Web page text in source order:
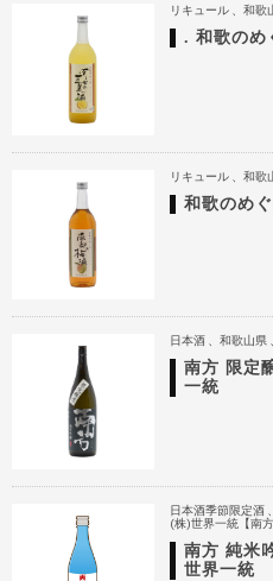
リキュール 和歌
. 和歌の
リキュール 和歌
和歌のめ
日本酒 和歌山県
南方 限定
一統
日本酒季節限定酒
(株)世界一統【南
南方 純米
世界一統